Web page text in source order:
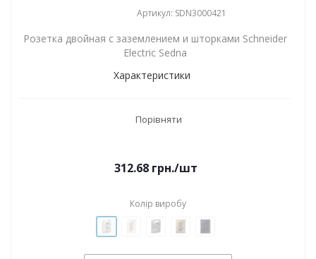
Артикул: SDN3000421
Розетка двойная с заземлением и шторками Schneider
Electric Sedna
Характеристики
Порівняти
312.68грн./шт
Колір виробу